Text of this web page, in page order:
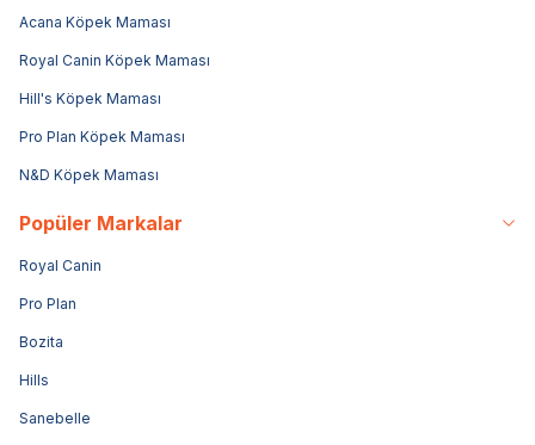
Acana Köpek Maması
Royal Canin Köpek Maması
Hill's Köpek Maması
Pro Plan Köpek Maması
N&D Köpek Maması
Popüler Markalar
Royal Canin
Pro Plan
Bozita
Hills
Sanebelle